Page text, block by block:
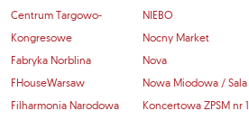
Centrum Targowo-
Kongresowe
Fabryka Norblina
FHouseWarsaw
Filharmonia Narodowa
NIEBO
Nocny Market
Nova
Nowa Miodowa / Sala
Koncertowa ZPSM nr 1